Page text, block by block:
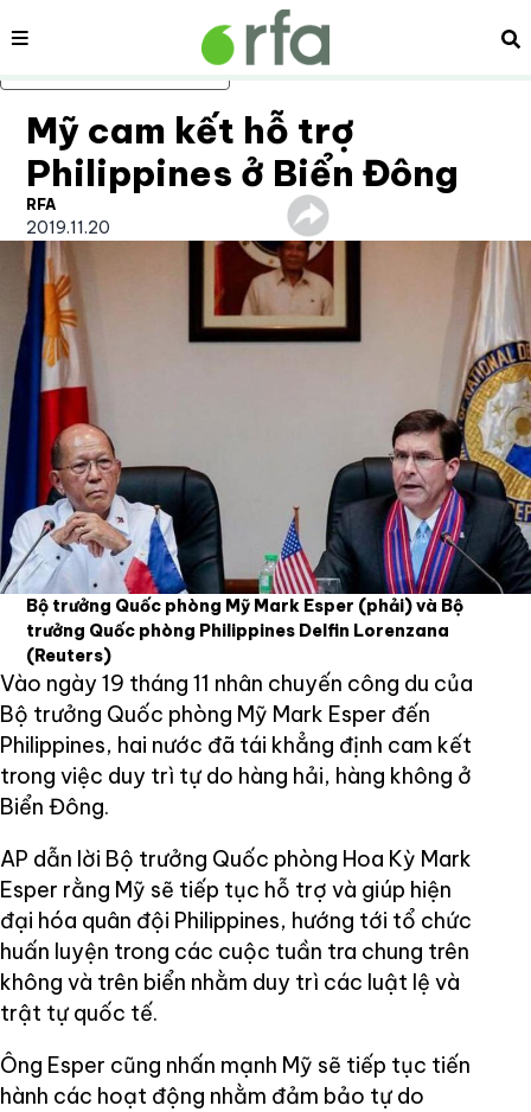
Bỏ qua nội dung chính
Nội dung
Mỹ cam kết hỗ trợ
Philippines ở Biển Đông
RFA
2019.11.20
Bộ trưởng Quốc phòng Mỹ Mark Esper (phải) và Bộ
trưởng Quốc phòng Philippines Delfin Lorenzana
(Reuters)
Vào ngày 19 tháng 11 nhân chuyến công du của
Bộ trưởng Quốc phòng Mỹ Mark Esper đến
Philippines, hai nước đã tái khẳng định cam kết
trong việc duy trì tự do hàng hải, hàng không ở
Biển Đông.
AP dẫn lời Bộ trưởng Quốc phòng Hoa Kỳ Mark
Esper rằng Mỹ sẽ tiếp tục hỗ trợ và giúp hiện
đại hóa quân đội Philippines, hướng tới tổ chức
huấn luyện trong các cuộc tuần tra chung trên
không và trên biển nhằm duy trì các luật lệ và
trật tự quốc tế.
Ông Esper cũng nhấn mạnh Mỹ sẽ tiếp tục tiến
hành các hoạt động nhằm đảm bảo tự do